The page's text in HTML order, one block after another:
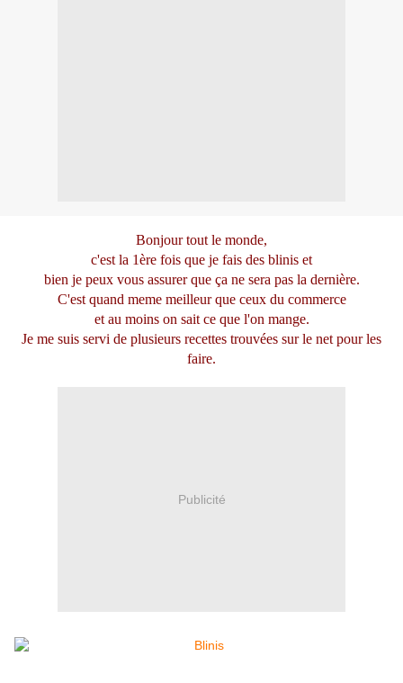
Bonjour tout le monde,
c'est la 1ère fois que je fais des blinis et
bien je peux vous assurerque ça ne sera pas la dernière.
C'est quand meme meilleur que ceux du commerce
et au moins on sait ce que l'on mange.
Je me suis servi de plusieurs recettes trouvées sur le net pour les
faire.
Publicité